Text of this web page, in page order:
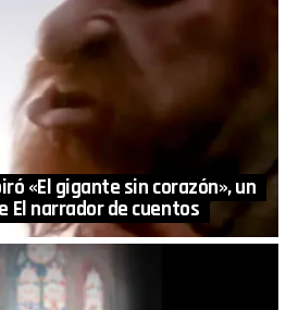
«El gigante sin corazón», un
El narrador de cuentos